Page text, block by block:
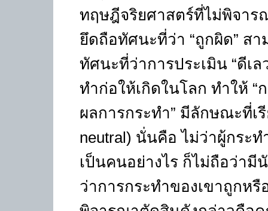
ทฤษฎีจริยศาสตร์ที่ไม่พิจาร
ยึดถือทัศนะที่ว่า “ถูกผิด” สา
ทัศนะที่ว่าการประเมิน “ดีเ
ทำก่อให้เกิดในโลก ทำให้
ผลการกระทำ” มีลักษณะที่เ
neutral) นั่นคือ ไม่ว่าผู้กระ
เป็นคนอย่างไร ก็ไม่ถือว่า
ว่าการกระทำของเขาถูกห